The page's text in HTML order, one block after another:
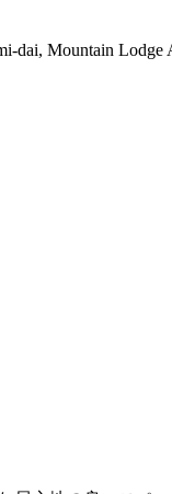
dai, Mountain Lodge